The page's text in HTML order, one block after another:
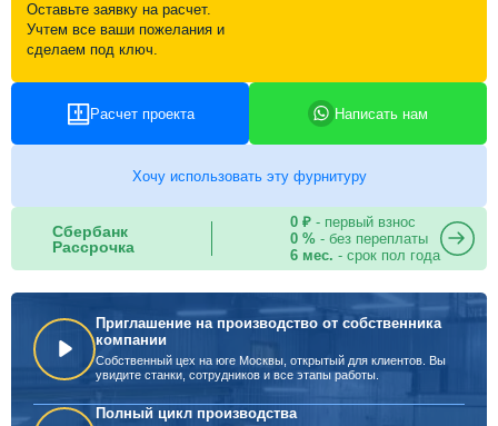
Оставьте заявку на расчет.
Учтем все ваши пожелания и
сделаем под ключ.
Расчет проекта Написать нам
Хочу использовать эту фурнитуру
Сбербанк
Рассрочка
0 ₽- первый взнос
0 %- без переплаты
6 мес. - срок пол года
Приглашение на производство от собственника
компании
Собственный цех на юге Москвы, открытый для клиентов. Вы
увидите станки, сотрудников и все этапы работы.
Полный цикл производства